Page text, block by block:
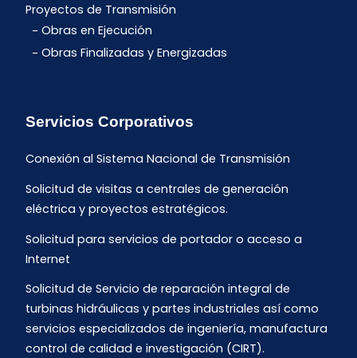
Proyectos de Transmisión
Obras en Ejecución
Obras Finalizadas y Energizadas
Servicios Corporativos
Conexión al Sistema Nacional de Transmisión
Solicitud de visitas a centrales de generación
eléctrica y proyectos estratégicos.
Solicitud para servicios de portador o acceso a
Internet
Solicitud de Servicio de reparación integral de
turbinas hidráulicas y partes industriales así como
servicios especializados de ingeniería, manufactura
control de calidad e investigación (CIRT).